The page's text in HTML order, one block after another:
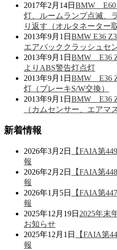
2017年2月14日 BMW E60
灯、ルームランプ点滅、
り返す（オルタネーター
2013年9月1日 BMW E36
エアバッククラッシュセ
2013年9月1日 BMW E36
よりABS警告灯点灯
2013年9月1日 BMW E36
灯（ブレーキS/W交換）
2013年9月1日 BMW E36
（カムセンサー、エアマ
新着情報
2026年3月2日
【FAIA第
報
2026年2月2日
【FAIA第
報
2026年1月5日
【FAIA第
報
2025年12月19日 2025年末
お知らせ
2025年12月1日
【FAIA第
報